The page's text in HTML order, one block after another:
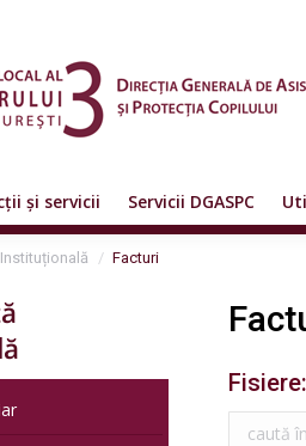
și servicii Servicii DGASPC
Facturi